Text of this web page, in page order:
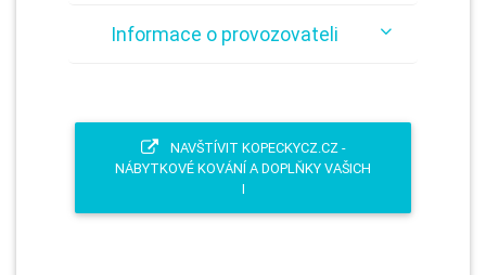
Informace o provozovateli
NAVŠTÍVIT KOPECKYCZ.CZ -
NÁBYTKOVÉ KOVÁNÍ A DOPLŇKY VAŠICH
I